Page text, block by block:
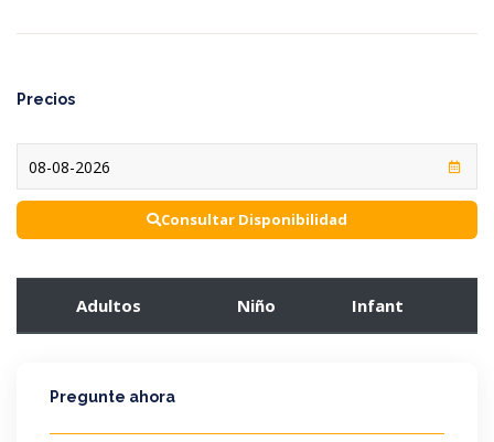
Precios
Consultar Disponibilidad
Adultos Niño Infant
Pregunte ahora